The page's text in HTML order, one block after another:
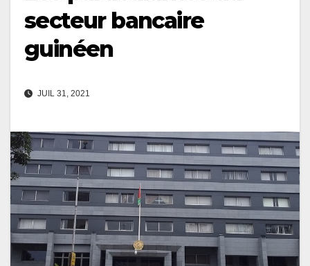
secteur bancaire
guinéen
JUIL 31, 2021